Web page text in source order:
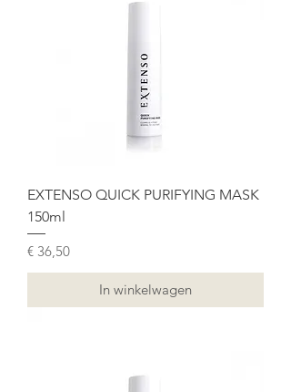
EXTENSO QUICK PURIFYING MASK
150ml
Prijs
€ 36,50
In winkelwagen